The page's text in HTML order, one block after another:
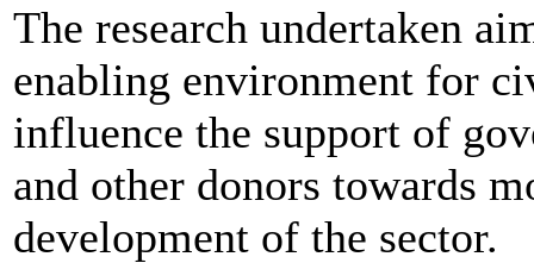
The research undertaken
enabling environment for
influence the support of
and other donors towards
development of the sector.